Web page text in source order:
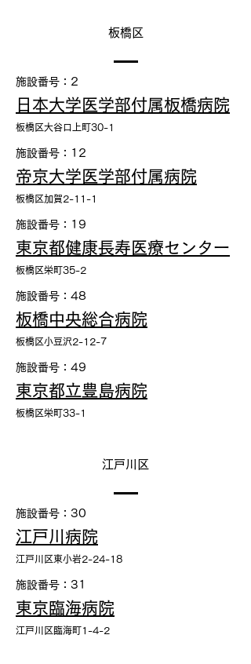
板橋区
施設番号：2
日本大学医学部付属板橋病院
板橋区大谷口上町30-1
施設番号：12
帝京大学医学部付属病院
板橋区加賀2-11-1
施設番号：19
東京都健康長寿医療センター
板橋区栄町35-2
施設番号：48
板橋中央総合病院
板橋区小豆沢2-12-7
施設番号：49
東京都立豊島病院
板橋区栄町33-1
江戸川区
施設番号：30
江戸川病院
江戸川区東小岩2-24-18
施設番号：31
東京臨海病院
江戸川区臨海町1-4-2